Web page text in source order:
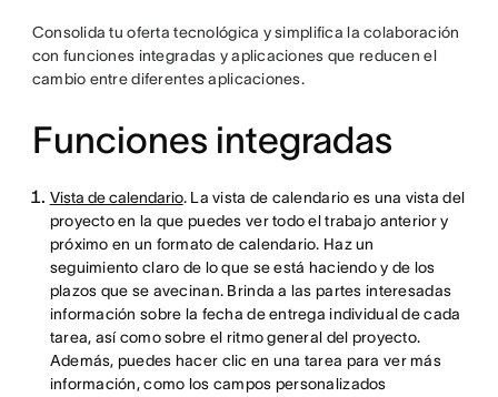
Consolida tu oferta tecnológica y simplifica la colaboración
con funciones integradas y aplicaciones que reducen el
cambio entre diferentes aplicaciones.
Funciones integradas
Vista de calendario. La vista de calendario es una vista del
proyecto en la que puedes ver todo el trabajo anterior y
próximo en un formato de calendario. Haz un
seguimiento claro de lo que se está haciendo y de los
plazos que se avecinan. Brinda a las partes interesadas
información sobre la fecha de entrega individual de cada
tarea, así como sobre el ritmo general del proyecto.
Además, puedes hacer clic en una tarea para ver más
información, como los campos personalizados